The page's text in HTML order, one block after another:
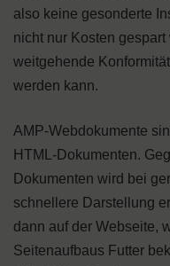
also keine gesonderte
nicht nur Kosten
weitgehende
werden kann.
AMP-Webdokumente
HTML-Dokumenten.
Dokumenten wird bei
schnellere Darstellung
dann auf der Webseite,
Seitenaufbaus Futter